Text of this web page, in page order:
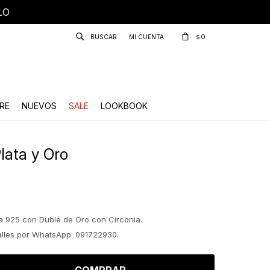
NUEVOS SALE LOOKBOOK
$ 0
y Oro
925 con Dublé de Oro con Circonia.
por WhatsApp: 091722930.